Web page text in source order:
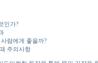
인가?
람에게 좋을까?
주의사항